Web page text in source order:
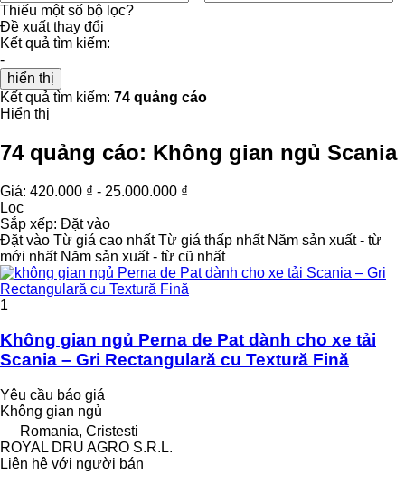
Thiếu một số bộ lọc?
Đề xuất thay đổi
Kết quả tìm kiếm:
-
hiển thị
Kết quả tìm kiếm: 74 quảng cáo
Hiển thị
74 quảng cáo: Không gian ngủ Scania
Giá: 420.000 ₫ - 25.000.000 ₫
Lọc
Sắp xếp: Đặt vào
Đặt vào Từ giá cao nhất Từ giá thấp nhất Năm sản xuất - từ
mới nhất Năm sản xuất - từ cũ nhất
1
Không gian ngủ Perna de Pat dành cho xe tải
Scania – Gri Rectangulară cu Textură Fină
Yêu cầu báo giá
Không gian ngủ
Romania, Cristesti
ROYAL DRU AGRO S.R.L.
Liên hệ với người bán